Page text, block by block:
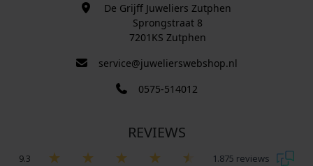
De Grijff Juweliers Zutphen
Sprongstraat 8
7201KS Zutphen
service@juwelierswebshop.nl
0575-514012
REVIEWS
9.3 1.875 reviews